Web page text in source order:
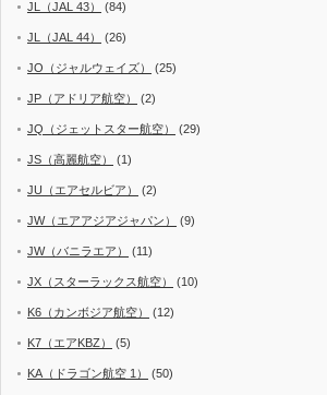
JL（JAL 43） (84)
JL（JAL 44） (26)
JO（ジャルウェイズ） (25)
JP（アドリア航空） (2)
JQ（ジェットスター航空） (29)
JS（高麗航空） (1)
JU（エアセルビア） (2)
JW（エアアジアジャパン） (9)
JW（バニラエア） (11)
JX（スターラックス航空） (10)
K6（カンボジア航空） (12)
K7（エアKBZ） (5)
KA（ドラゴン航空 1） (50)